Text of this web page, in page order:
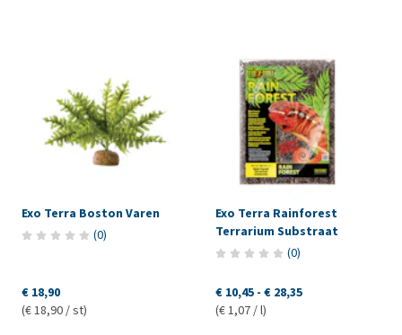
Exo Terra Boston Varen
(0)
€ 18,90
(€ 18,90 / st)
Exo Terra Rainforest
Terrarium Substraat
(0)
€ 10,45 - € 28,35
(€ 1,07 / l)